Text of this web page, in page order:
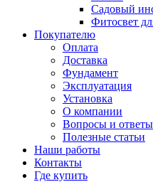
Садовый
Фитосвет
Покупателю
Оплата
Доставка
Фундамент
Эксплуатация
Установка
О компании
Вопросы и ответы
Полезные статьи
Наши работы
Контакты
Где купить